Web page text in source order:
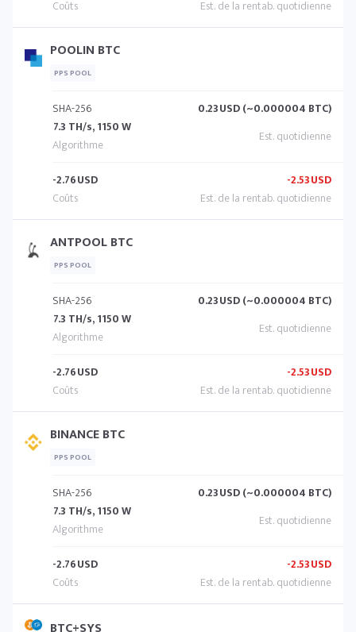
POOLIN BTC
PPS POOL
SHA-256
7.3 TH/s, 1150 W
0.23USD (~0.000004 BTC)
-2.76USD -2.53USD
ANTPOOL BTC
PPS POOL
SHA-256
7.3 TH/s, 1150 W
0.23USD (~0.000004 BTC)
-2.76USD -2.53USD
BINANCE BTC
PPS POOL
SHA-256
7.3 TH/s, 1150 W
0.23USD (~0.000004 BTC)
-2.76USD -2.53USD